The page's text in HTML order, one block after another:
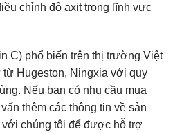
chỉnh độ axit trong lĩnh vực
C) phổ biến trên thị trường Việt
Hugeston, Ningxia với quy
Nếu bạn có nhu cầu mua
thêm các thông tin về sản
chúng tôi để được hỗ trợ